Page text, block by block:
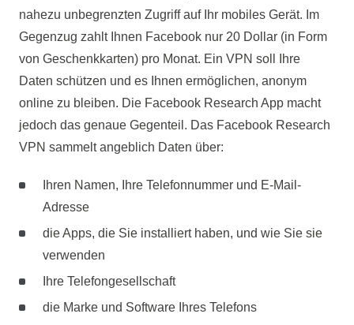
nahezu unbegrenzten Zugriff auf Ihr mobiles Gerät. Im
Gegenzug zahlt Ihnen Facebook nur 20 Dollar (in Form
von Geschenkkarten) pro Monat. Ein VPN soll Ihre
Daten schützen und es Ihnen ermöglichen, anonym
online zu bleiben. Die Facebook Research App macht
jedoch das genaue Gegenteil. Das Facebook Research
VPN sammelt angeblich Daten über:
Ihren Namen, Ihre Telefonnummer und E-Mail-
Adresse
die Apps, die Sie installiert haben, und wie Sie sie
verwenden
Ihre Telefongesellschaft
die Marke und Software Ihres Telefons